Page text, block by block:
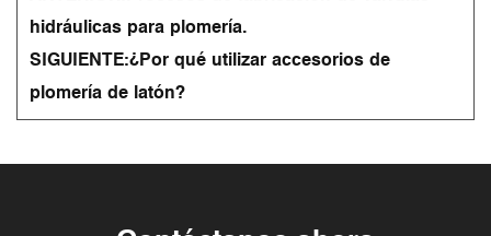
hidráulicas para plomería.
SIGUIENTE:¿Por qué utilizar accesorios de
plomería de latón?